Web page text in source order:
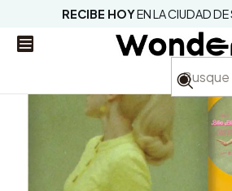
RECIBE HOYEN LA CIUDAD